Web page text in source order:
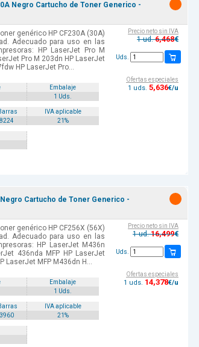
Negro Cartucho de Toner Generico -
genérico HP CF230A (30A)
Adecuado para uso en las
HP LaserJet Pro M
Pro M 203dn HP LaserJet
HP LaserJet Pro...
Embalaje
1 Uds.
IVA aplicable
21%
Precio neto sin IVA
1 ud.6,468€
Uds.
Ofertas especiales
1 uds. 5,636€/u
Negro Cartucho de Toner Generico -
genérico HP CF256X (56X)
Adecuado para uso en las
HP LaserJet M436n
436nda MFP HP LaserJet
LaserJet MFP M436dn H...
Embalaje
1 Uds.
IVA aplicable
21%
Precio neto sin IVA
1 ud.16,499€
Uds.
Ofertas especiales
1 uds. 14,378€/u